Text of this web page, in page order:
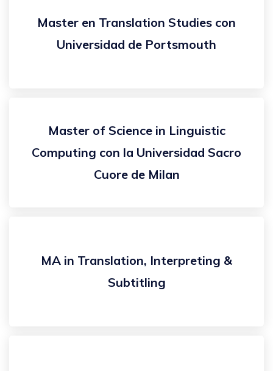
Master en Translation Studies con
Universidad de Portsmouth
Master of Science in Linguistic
Computing con la Universidad Sacro
Cuore de Milan
MA in Translation, Interpreting &
Subtitling